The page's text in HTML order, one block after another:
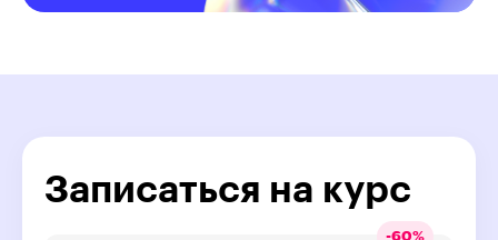
Записаться на курс
-60%